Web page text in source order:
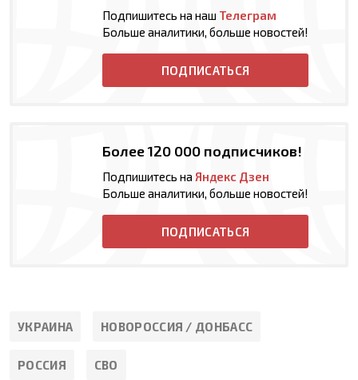
Подпишитесь на наш Телеграм
Больше аналитики, больше новостей!
ПОДПИСАТЬСЯ
Более 120 000 подписчиков!
Подпишитесь на Яндекс Дзен
Больше аналитики, больше новостей!
ПОДПИСАТЬСЯ
УКРАИНА НОВОРОССИЯ / ДОНБАСС
РОССИЯ СВО